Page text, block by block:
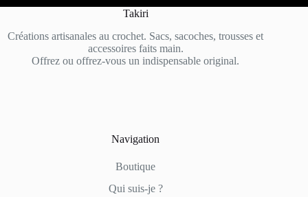
Takiri
Créations artisanales au crochet. Sacs, sacoches, trousses et
accessoires faits main.
Offrez ou offrez-vous un indispensable original.
Navigation
Boutique
Qui suis-je ?